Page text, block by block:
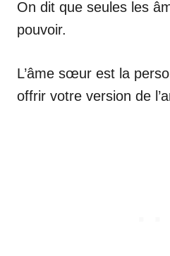
On dit que seules les
pouvoir.
L’âme sœur est la
offrir votre version de